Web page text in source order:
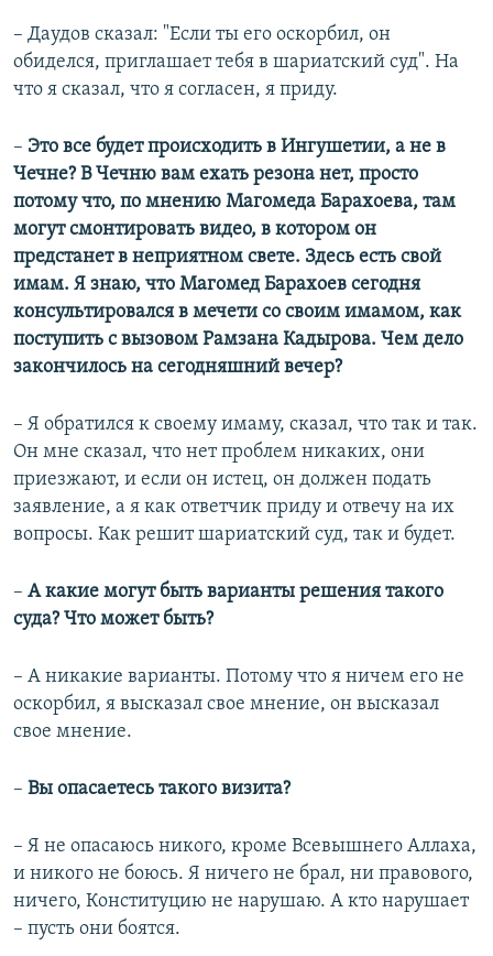
– Даудов сказал: "Если ты его оскорбил, он
обиделся, приглашает тебя в шариатский суд". На
что я сказал, что я согласен, я приду.
–​ Это все будет происходить в Ингушетии, а не в
Чечне? В Чечню вам ехать резона нет, просто
потому что, по мнению Магомеда Барахоева, там
могут смонтировать видео, в котором он
предстанет в неприятном свете. Здесь есть свой
имам. Я знаю, что Магомед Барахоев сегодня
консультировался в мечети со своим имамом, как
поступить с вызовом Рамзана Кадырова. Чем дело
закончилось на сегодняшний вечер?
– Я обратился к своему имаму, сказал, что так и так.
Он мне сказал, что нет проблем никаких, они
приезжают, и если он истец, он должен подать
заявление, а я как ответчик приду и отвечу на их
вопросы. Как решит шариатский суд, так и будет.
–​ А какие могут быть варианты решения такого
суда? Что может быть?
– А никакие варианты. Потому что я ничем его не
оскорбил, я высказал свое мнение, он высказал
свое мнение.
–​ Вы опасаетесь такого визита?
– Я не опасаюсь никого, кроме Всевышнего Аллаха,
и никого не боюсь. Я ничего не брал, ни правового,
ничего, Конституцию не нарушаю. А кто нарушает
– пусть они боятся.